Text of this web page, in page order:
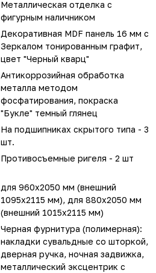
Металлическая отделка с
фигурным наличником
Декоративная MDF панель 16 мм с
Зеркалом тонированным графит,
цвет "Черный кварц"
Антикоррозийная обработка
металла методом
фосфатирования, покраска
"Букле" темный глянец
На подшипниках скрытого типа - 3
шт.
Противосъемные ригеля - 2 шт
для 960х2050 мм (внешний
1095х2115 мм), для 880х2050 мм
(внешний 1015х2115 мм)
Черная фурнитура (полимерная):
накладки сувальдные со шторкой,
дверная ручка, ночная задвижка,
металлический эксцентрик с